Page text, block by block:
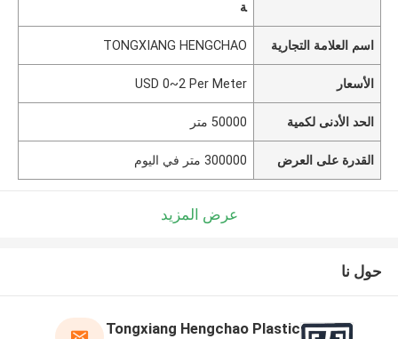
ة
اسم العلامة التجارية TONGXIANG HENGCHAO
الأسعار USD 0~2 Per Meter
الحد الأدنى لكمية 50000 متر
القدرة على العرض 300000 متر في اليوم
عرض المزيد
حول نا
Tongxiang Hengchao Plastic